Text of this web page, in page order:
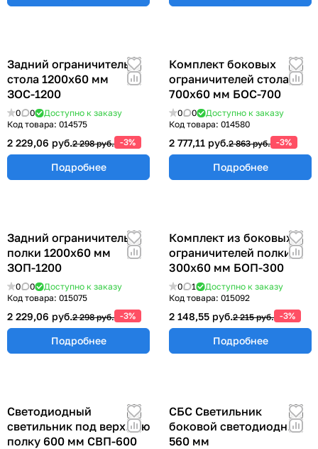
Задний ограничитель
стола 1200х60 мм
ЗОС-1200
0 0
Доступно к заказу
Код товара: 014575
2 229,06 руб.2 298 руб. -3%
Подробнее
Комплект боковых
ограничителей стола
700х60 мм БОС-700
0 0
Доступно к заказу
Код товара: 014580
2 777,11 руб.2 863 руб. -3%
Подробнее
Задний ограничитель
полки 1200х60 мм
ЗОП-1200
0 0
Доступно к заказу
Код товара: 015075
2 229,06 руб.2 298 руб. -3%
Подробнее
Комплект из боковых
ограничителей полки
300х60 мм БОП-300
0 1
Доступно к заказу
Код товара: 015092
2 148,55 руб.2 215 руб. -3%
Подробнее
Светодиодный
светильник под верхнюю
полку 600 мм СВП-600
СБС Светильник
боковой светодиодный
560 мм